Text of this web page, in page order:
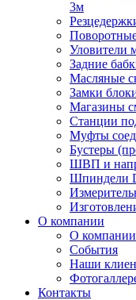
3м
Уловители
Задние
Масляные
Замки
Магазины
Станции
Муфты
Бустеры
ШВП и
Шпиндели
О компании
О компании
События
Наши
Контакты